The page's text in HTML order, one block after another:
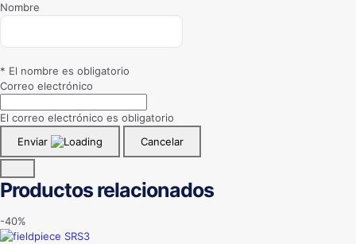
Nombre
* El nombre es obligatorio
Correo electrónico
El correo electrónico es obligatorio
Enviar
Cancelar
Productos relacionados
-40%